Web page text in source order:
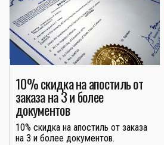
10% скидка на апостиль от
заказа на 3 и более
документов
10% скидка на апостиль от заказа
на 3 и более документов.